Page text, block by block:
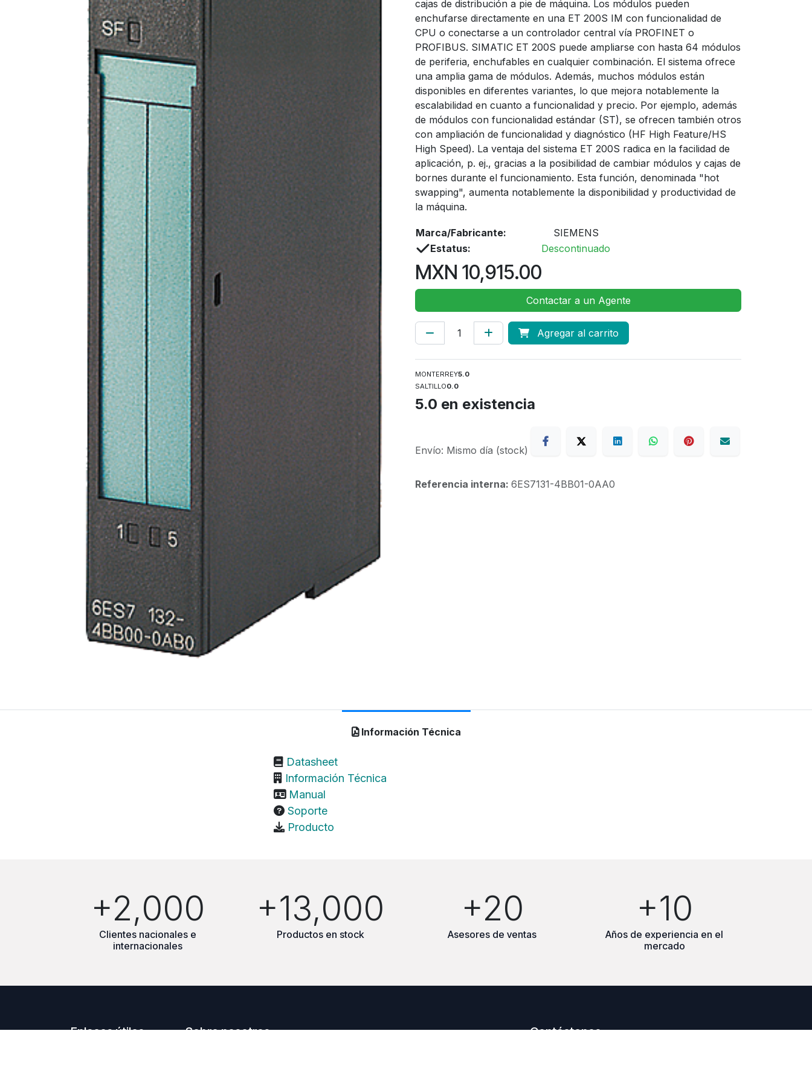
cajas de distribución a pie de máquina. Los módulos pueden
enchufarse directamente en una ET 200S IM con funcionalidad de
CPU o conectarse a un controlador central vía PROFINET o
PROFIBUS. SIMATIC ET 200S puede ampliarse con hasta 64 módulos
de periferia, enchufables en cualquier combinación. El sistema ofrece
una amplia gama de módulos. Además, muchos módulos están
disponibles en diferentes variantes, lo que mejora notablemente la
escalabilidad en cuanto a funcionalidad y precio. Por ejemplo, además
de módulos con funcionalidad estándar (ST), se ofrecen también otros
con ampliación de funcionalidad y diagnóstico (HF High Feature/HS
High Speed). La ventaja del sistema ET 200S radica en la facilidad de
aplicación, p. ej., gracias a la posibilidad de cambiar módulos y cajas de
bornes durante el funcionamiento. Esta función, denominada "hot
swapping", aumenta notablemente la disponibilidad y productividad de
la máquina.
Marca/Fabricante:
SIEMENS
Estatus:
Descontinuado
MXN 10,915.00
Contactar a un Agente
Agregar al carrito
MONTERREY5.0
SALTILLO0.0
5.0 en existencia
Envío: Mismo día (stock)
Referencia interna: 6ES7131-4BB01-0AA0
Información Técnica
Datasheet
Información Técnica
Manual
Soporte
Producto
+2,000
Clientes nacionales e
internacionales
+13,000
Productos en stock
+20
Asesores de ventas
+10
Años de experiencia en el
mercado
Enlaces útiles Sobre nosotros Contáctenos